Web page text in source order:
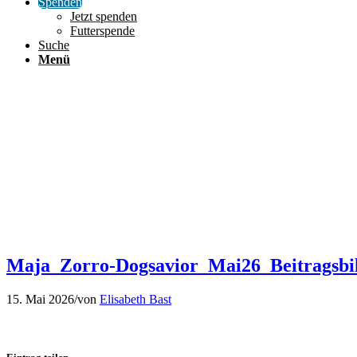
Jetzt spenden
Futterspende
Suche
Menü
Maja_Zorro-
15. Mai 2026/von Elisabeth Bast